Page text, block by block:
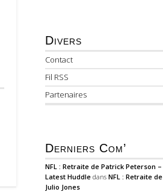
Divers
Contact
Fil RSS
Partenaires
Derniers Com’
NFL : Retraite de Patrick Peterson –
Latest Huddle dansNFL : Retraite de
Julio Jones